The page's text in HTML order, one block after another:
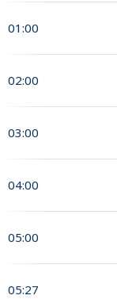
01:00
02:00
03:00
04:00
05:00
05:27